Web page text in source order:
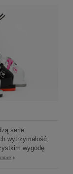
serie
wytrzymałość,
wygodę